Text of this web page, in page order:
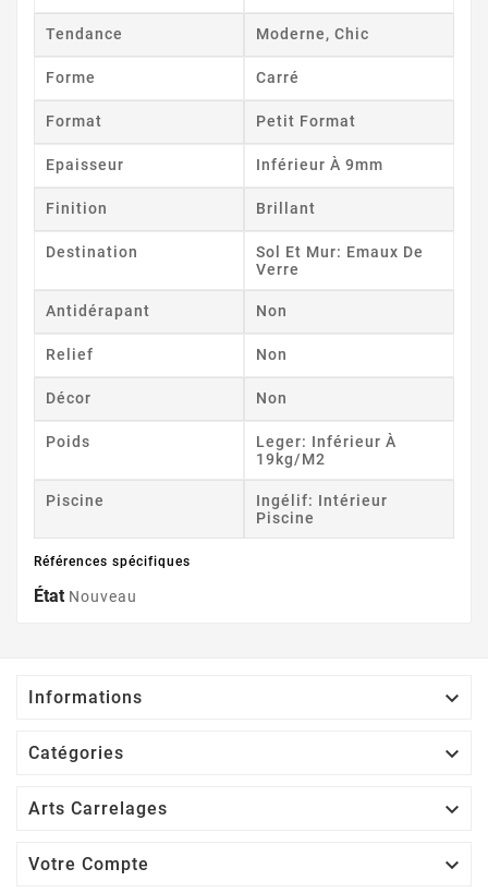
Tendance Moderne, Chic
Forme Carré
Format Petit Format
Epaisseur Inférieur À 9mm
Finition Brillant
Destination
Sol Et Mur: Emaux De
Verre
Antidérapant Non
Relief Non
Décor Non
Poids
Leger: Inférieur À
19kg/m2
Piscine
Ingélif: Intérieur
Piscine
Références spécifiques
État Nouveau
Informations 
Catégories 
Arts Carrelages 
Votre Compte 